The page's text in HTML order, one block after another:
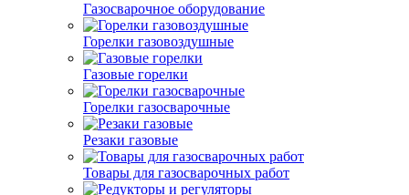
Газосварочное оборудование
Горелки газовоздушные
Газовые горелки
Горелки газосварочные
Резаки газовые
Товары для газосварочных работ